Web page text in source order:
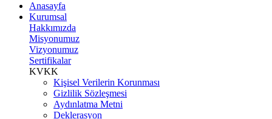
Anasayfa
Kurumsal
Hakkımızda
Misyonumuz
Vizyonumuz
Sertifikalar
KVKK
Kişisel Verilerin Korunması
Gizlilik Sözleşmesi
Aydınlatma Metni
Deklerasyon